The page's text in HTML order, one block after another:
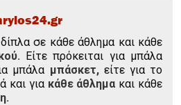
δίπλα σε κάθε άθλημα και κάθε
Είτε πρόκειται για μπάλα
μπάλα μπάσκετ,είτε για το
και για κάθε άθλημα και κάθε